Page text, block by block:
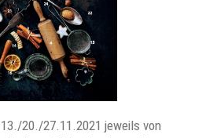
20./27.11.2021 jeweils von